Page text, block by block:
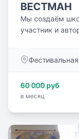
ВЕСТМАН
Мы создаём
участник и
60 000 руб
в месяц